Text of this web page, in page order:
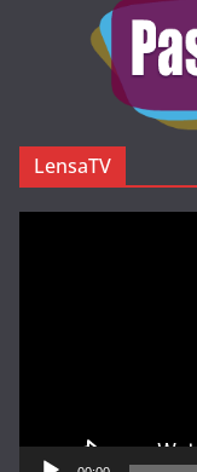
LensaTV